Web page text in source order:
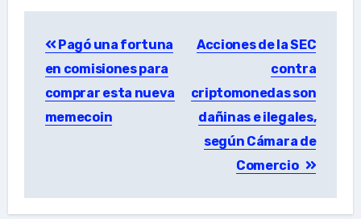
navigation
Pagó una fortuna
en comisiones para
comprar esta nueva
memecoin
Acciones de la SEC
contra
criptomonedas son
dañinas e ilegales,
según Cámara de
Comercio